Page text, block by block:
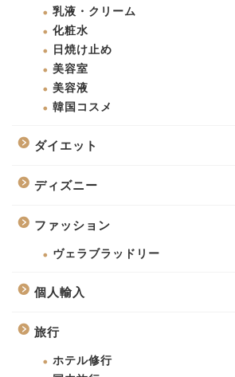
乳液・クリーム
化粧水
日焼け止め
美容室
美容液
韓国コスメ
ダイエット
ディズニー
ファッション
ヴェラブラッドリー
個人輸入
旅行
ホテル修行